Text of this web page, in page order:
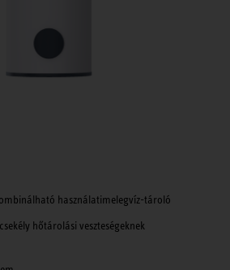
használatimelegvíz-tároló
hőtárolási veszteségeknek